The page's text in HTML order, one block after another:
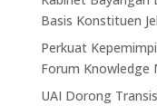
Basis Konstituen
Perkuat
Forum Knowledge
UAI Dorong